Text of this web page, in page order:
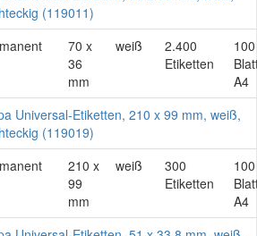
(119011)
70 x
36
mm
weiß
2.400
Etiketten
100
A4
Universal-Etiketten, 210 x 99 mm, weiß,
(119019)
210 x
99
mm
weiß
300
Etiketten
100
A4